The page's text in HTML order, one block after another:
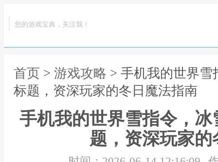
您的游戏宝典，关注我！
首页 > 游戏攻略 > 手机我的世界
标题，资深玩家的冬日魔法指南
手机我的世界雪指令，
题，资深玩家